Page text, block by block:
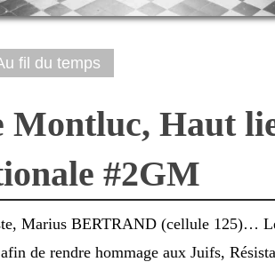
fil du temps
Montluc, Haut
#2GM
Marius BERTRAND (cellule 125)…
de rendre hommage aux Juifs,